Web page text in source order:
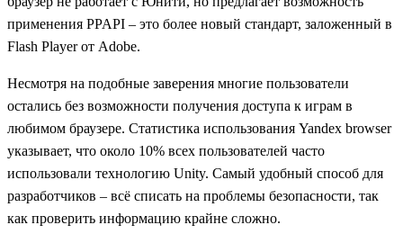
применения PPAPI – это более новый стандарт, заложенный в
Flash Player от Adobe.
Несмотря на подобные заверения многие пользователи
остались без возможности получения доступа к играм в
любимом браузере. Статистика использования Yandex browser
указывает, что около 10% всех пользователей часто
использовали технологию Unity. Самый удобный способ для
разработчиков – всё списать на проблемы безопасности, так
как проверить информацию крайне сложно.